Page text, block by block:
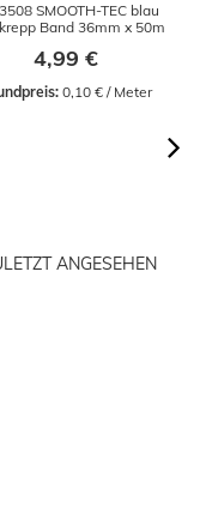
SMOOTH-TEC blau
Band 36mm x 50m
4,99 €
0,10 € / Meter
ANGESEHEN